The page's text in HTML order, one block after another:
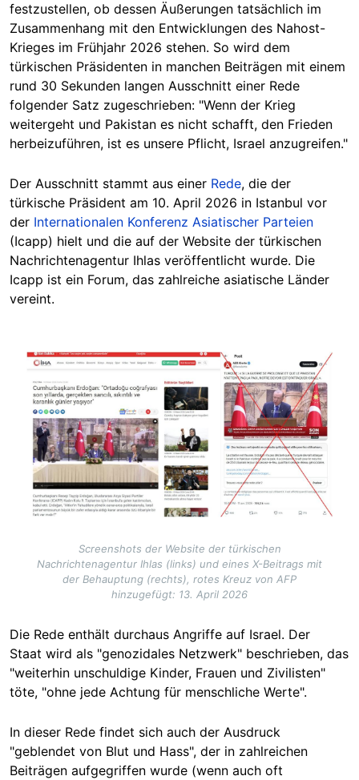
festzustellen, ob dessen Äußerungen tatsächlich im
Zusammenhang mit den Entwicklungen des Nahost-
Krieges im Frühjahr 2026 stehen. So wird dem
türkischen Präsidenten in manchen Beiträgen mit einem
rund 30 Sekunden langen Ausschnitt einer Rede
folgender Satz zugeschrieben: "Wenn der Krieg
weitergeht und Pakistan es nicht schafft, den Frieden
herbeizuführen, ist es unsere Pflicht, Israel anzugreifen."
Der Ausschnitt stammt aus einer Rede, die der
türkische Präsident am 10. April 2026 in Istanbul vor
der Internationalen Konferenz Asiatischer Parteien
(Icapp) hielt und die auf der Website der türkischen
Nachrichtenagentur Ihlas veröffentlicht wurde. Die
Icapp ist ein Forum, das zahlreiche asiatische Länder
vereint.
Image
Screenshots der Website der türkischen
Nachrichtenagentur Ihlas (links) und eines X-Beitrags mit
der Behauptung (rechts), rotes Kreuz von AFP
hinzugefügt: 13. April 2026
Die Rede enthält durchaus Angriffe auf Israel. Der
Staat wird als "genozidales Netzwerk" beschrieben, das
"weiterhin unschuldige Kinder, Frauen und Zivilisten"
töte, "ohne jede Achtung für menschliche Werte".
In dieser Rede findet sich auch der Ausdruck
"geblendet von Blut und Hass", der in zahlreichen
Beiträgen aufgegriffen wurde (wenn auch oft